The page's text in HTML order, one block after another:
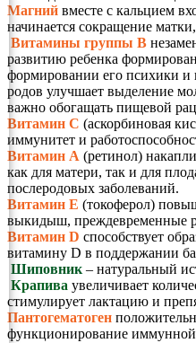
Магний вместе с кальцием
начинается сокращение
Витамины группы B
развитию ребенка
формировании его психики и
родов улучшает выделение
важно обогащать пищевой
Витамин С (аскорбиновая
иммунитет и
Витамин А (ретинол)
как для матери, так и для
послеродовых заболеваний.
Витамин Е (токоферол)
выкидыш, преждевременные
Витамин D способствует
витамину D в поддержании
Шиповник – натуральный
Крапива увеличивает
стимулирует лактацию и
Пантогематоген
функционирование иммунной